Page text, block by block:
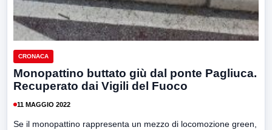
CRONACA
Monopattino buttato giù dal ponte Pagliuca.
Recuperato dai Vigili del Fuoco
11 MAGGIO 2022
Se il monopattino rappresenta un mezzo di locomozione green,